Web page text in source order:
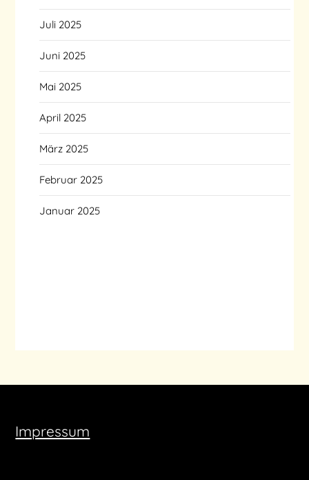
Juli 2025
Juni 2025
Mai 2025
April 2025
März 2025
Februar 2025
Januar 2025
Impressum